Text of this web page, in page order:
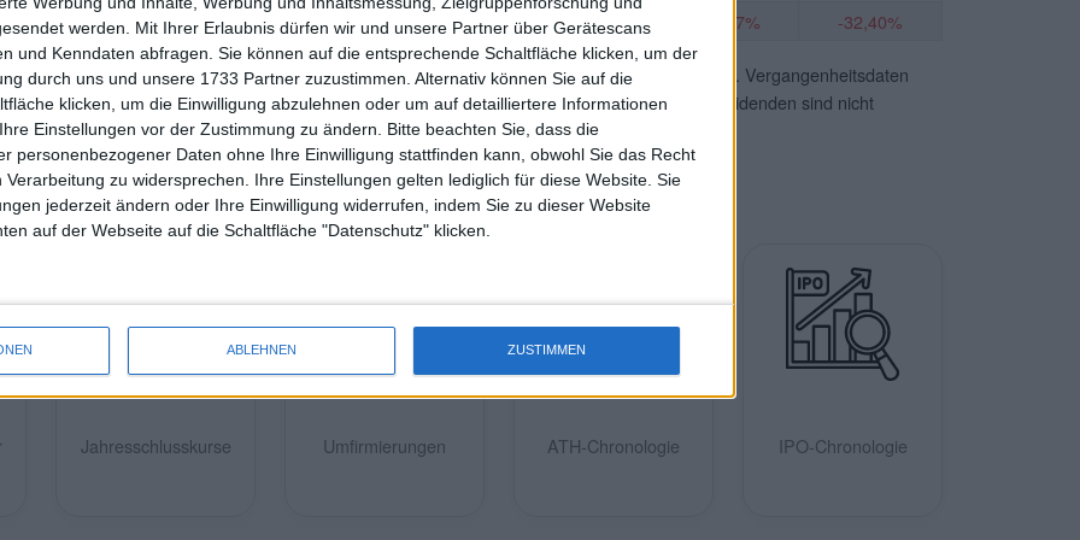
werden.
Mit Ihrer Erlaubnis dürfen wir und unsere Partner über Gerätescans
und Kenndaten abfragen. Sie können auf die entsprechende Schaltfläche klicken, um der
durch uns und unsere 1733 Partner zuzustimmen. Alternativ können Sie auf die
klicken, um die Einwilligung abzulehnen oder um auf detailliertere Informationen
Einstellungen vor der Zustimmung zu ändern.
Bitte beachten Sie, dass die
personenbezogener Daten ohne Ihre Einwilligung stattfinden kann, obwohl Sie das Recht
Verarbeitung zu widersprechen. Ihre Einstellungen gelten lediglich für diese Website. Sie
jederzeit ändern oder Ihre Einwilligung widerrufen, indem Sie zu dieser Website
auf der Webseite auf die Schaltfläche "Datenschutz" klicken.
ABLEHNEN ZUSTIMMEN
+11,36% -2,88% +10,58% -3,68% -1,91% -50,97% -32,40%
den Handelsplatz Xetra. Ansonsten ist Frankfurt oder die führende Regionalbörse maßgeblich. Vergangenheitsdaten
Veränderungen in absoluten Zahlen bzw. in % stellen rein auf den Aktienkurs ab, Dividenden sind nicht
Jahresschlusskurse Umfirmierungen ATH-Chronologie IPO-Chronologie